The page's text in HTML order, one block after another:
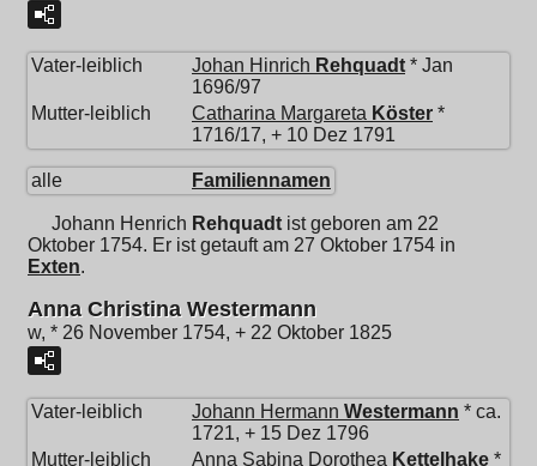
Vater-leiblich Johan Hinrich Rehquadt * Jan
1696/97
Mutter-leiblich
Catharina Margareta Köster *
1716/17, + 10 Dez 1791
alle Familiennamen
Johann Henrich Rehquadt ist geboren am 22
Oktober 1754. Er ist getauft am 27 Oktober 1754 in
Exten.
Anna Christina Westermann
w, * 26 November 1754, + 22 Oktober 1825
Vater-leiblich Johann Hermann Westermann * ca.
1721, + 15 Dez 1796
Mutter-leiblich
Anna Sabina Dorothea Kettelhake *